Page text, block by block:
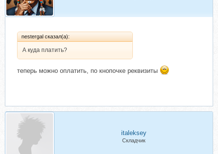
nestergal сказал(а):
А куда платить?
теперь можно оплатить, по кнопочке реквизиты
italeksey
Складчик